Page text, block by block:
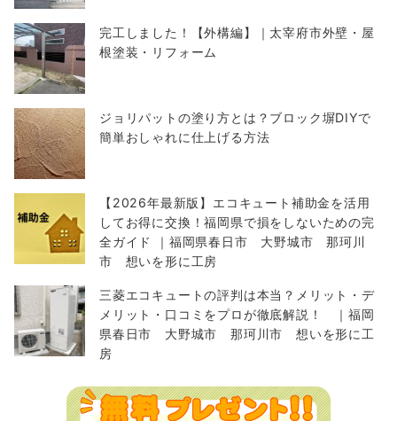
完工しました！【外構編】｜太宰府市外壁・屋
根塗装・リフォーム
ジョリパットの塗り方とは？ブロック塀DIYで
簡単おしゃれに仕上げる方法
【2026年最新版】エコキュート補助金を活用
してお得に交換！福岡県で損をしないための完
全ガイド ｜福岡県春日市 大野城市 那珂川
市 想いを形に工房
三菱エコキュートの評判は本当？メリット・デ
メリット・口コミをプロが徹底解説！ ｜福岡
県春日市 大野城市 那珂川市 想いを形に工
房